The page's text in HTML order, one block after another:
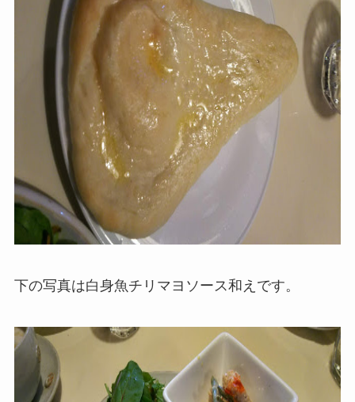
下の写真は白身魚チリマヨソース和えです。